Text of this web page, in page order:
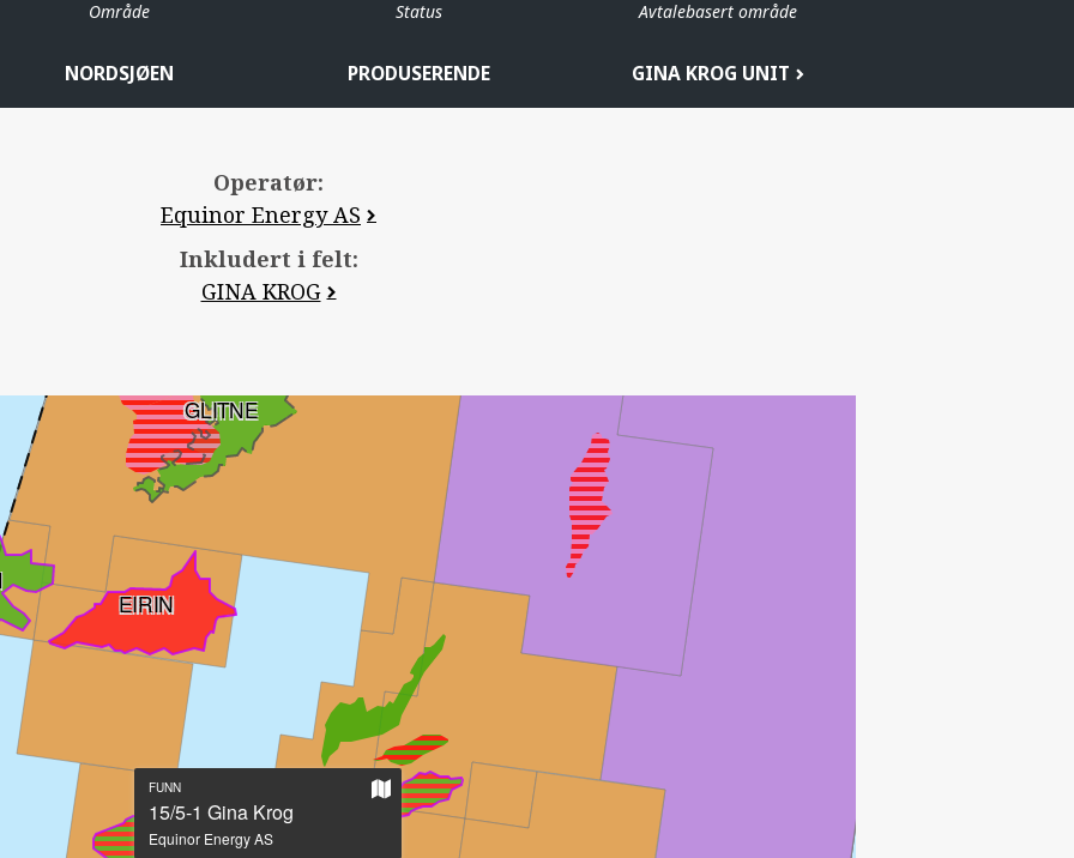
Område
NORDSJØEN
Status
PRODUSERENDE
Avtalebasert område
GINA KROG UNIT
Operatør:
Equinor Energy AS
Inkludert i felt:
GINA KROG
GLITNE
EIRIN
Vis
på
FUNN
15/5-1 Gina Krog
Equinor Energy AS